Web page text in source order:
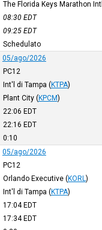
The Florida Keys Marathon Intl
08:30 EDT
09:25 EDT
Schedulato
05/ago/2026
PC12
Int'l di Tampa (KTPA)
Plant City (KPCM)
22:06 EDT
22:16 EDT
0:10
05/ago/2026
PC12
Orlando Executive (KORL )
Int'l di Tampa (KTPA)
17:04EDT
17:34EDT